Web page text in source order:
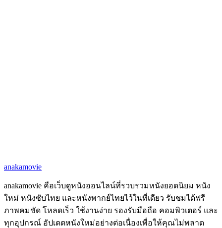
anakamovie
anakamovie คือเว็บดูหนังออนไลน์ที่รวบรวมหนังยอดนิยม หนัง
ใหม่ หนังซับไทย และหนังพากย์ไทยไว้ในที่เดียว รับชมได้ฟรี
ภาพคมชัด โหลดเร็ว ใช้งานง่าย รองรับมือถือ คอมพิวเตอร์ และ
ทุกอุปกรณ์ อัปเดตหนังใหม่อย่างต่อเนื่องเพื่อให้คุณไม่พลาด